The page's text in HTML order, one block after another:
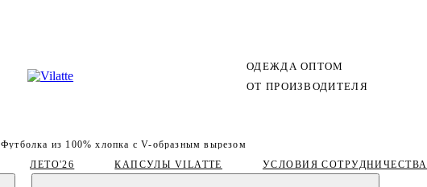
ОДЕЖДА ОПТОМ
ОТ ПРОИЗВОДИТЕЛЯ
ЛЕТО'26 КАПСУЛЫ VILATTE УСЛОВИЯ СОТРУДНИЧЕСТВА
Футболка из 100% хлопка с V-образным вырезом